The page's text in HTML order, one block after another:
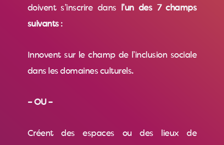
doivent s’inscrire dans l’un des 7 champs
suivants:
Innovent sur le champ de l’inclusion sociale
dans les domaines culturels.
– OU –
Créent des espaces ou des lieux de